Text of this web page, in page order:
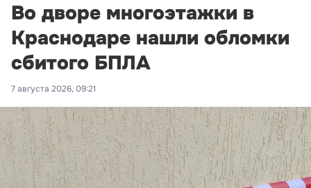
Во дворе многоэтажки в
Краснодаре нашли обломки
сбитого БПЛА
7 августа 2026, 09:21